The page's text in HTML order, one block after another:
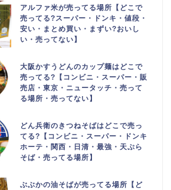
アルファ米が売ってる場所【どこで
売ってる?スーパー・ドンキ・値段・
安い・まとめ買い・まずい?おいし
い・売ってない】
大阪かすうどんのカップ麺はどこで
売ってる?【コンビニ・スーパー・販
売店・東京・ニュータッチ・売って
る場所・売ってない】
どん兵衛のきつねそばはどこで売っ
てる?【コンビニ・スーパー・ドンキ
ホーテ・関西・日清・最強・天ぷら
そば・売ってる場所】
ぶぶかの油そばが売ってる場所【ど